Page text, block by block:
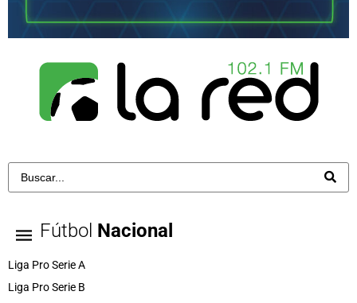
Fútbol Nacional
Liga Pro Serie A
Liga Pro Serie B